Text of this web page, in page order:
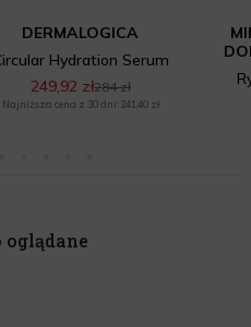
DERMALOGICA
Hydration Serum
249,92 zł284 zł
Najniższa cena z 30 dni: 241,40 zł